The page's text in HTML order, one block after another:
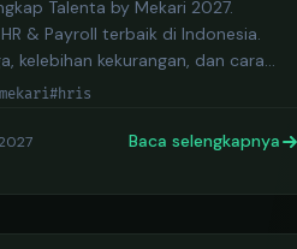
Talenta by Mekari 2027.
& Payroll terbaik di Indonesia.
kelebihan kekurangan, dan cara
#hris
Baca selengkapnya